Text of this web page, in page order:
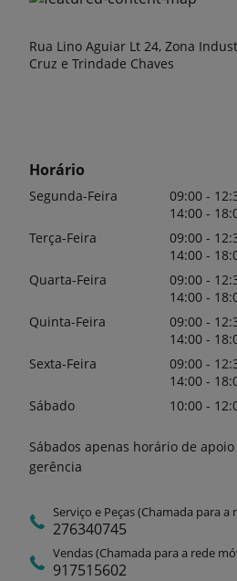
Rua Lino Aguiar Lt 24, Zona
Cruz e Trindade Chaves
Horário
Segunda-Feira
09:00 -
14:00 -
Terça-Feira
09:00 -
14:00 -
Quarta-Feira
09:00 -
14:00 -
Quinta-Feira
09:00 -
14:00 -
Sexta-Feira
09:00 -
14:00 -
Sábado
10:00 -
Sábados apenas horário de
gerência
Serviço e Peças (Chamada para
276340745
Vendas (Chamada para a rede
917515602